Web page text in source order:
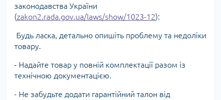
законодавства України
(zakon2.rada.gov.ua/laws/show/1023-12):
Будь ласка, детально опишіть проблему та недоліки
товару.
- Надайте товар у повній комплектації разом із
технічною документацією.
- Не забудьте додати гарантійний талон від